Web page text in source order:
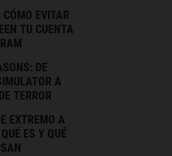
EVITAR
TU CUENTA
DE
A
TERROR
EXTREMO A
ES Y QUÉ